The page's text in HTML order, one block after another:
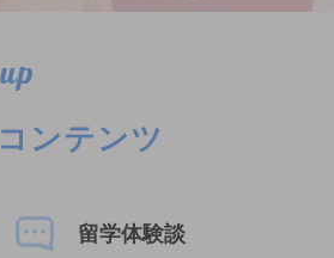
ンテンツ
留学体験談